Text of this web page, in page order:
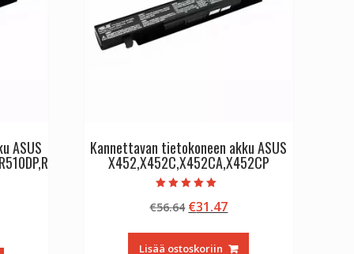
ASUS Kannettavan tietokoneen akku ASUS
X452,X452C,X452CA,X452CP
tuotteesta:
5.00
€56.64 Alkuperäinen
oli:
€31.47Nykyinen
on:
Lisää ostoskoriin